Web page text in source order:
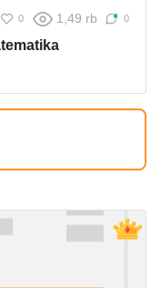
0 1,49 rb 0